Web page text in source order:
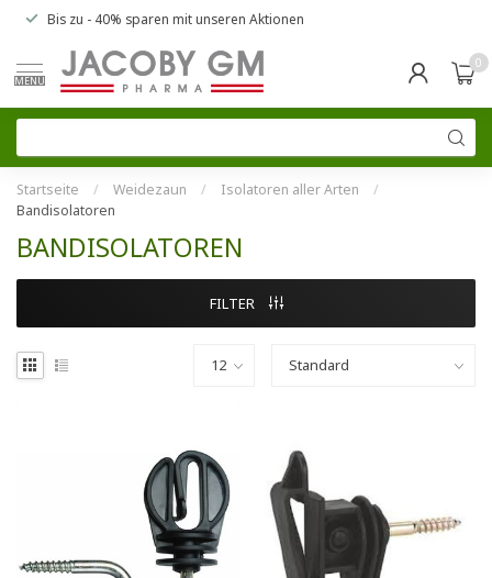
Bis zu - 40% sparen mit unseren Aktionen
MENU
0
Startseite / Weidezaun / Isolatoren aller Arten
/
Bandisolatoren
BANDISOLATOREN
FILTER